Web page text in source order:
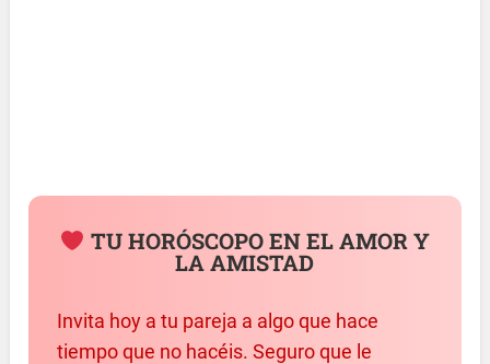
TU HORÓSCOPO EN EL AMOR Y
LA AMISTAD
Invita hoy a tu pareja a algo que hace
tiempo que no hacéis. Seguro que le